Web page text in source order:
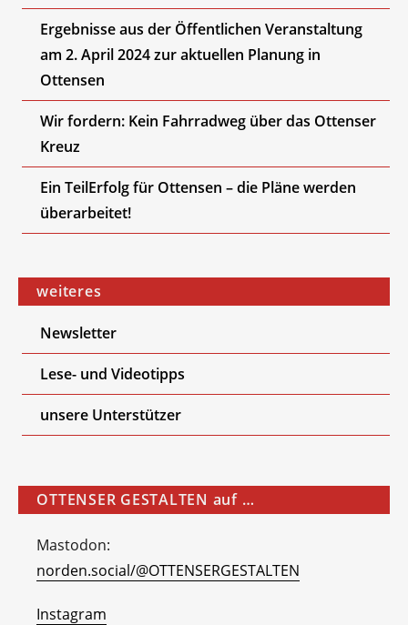
Ergebnisse aus der Öffentlichen Veranstaltung
am 2. April 2024 zur aktuellen Planung in
Ottensen
Wir fordern: Kein Fahrradweg über das Ottenser
Kreuz
Ein TeilErfolg für Ottensen – die Pläne werden
überarbeitet!
weiteres
Newsletter
Lese- und Videotipps
unsere Unterstützer
OTTENSER GESTALTEN auf …
Mastodon:
norden.social/@OTTENSERGESTALTEN
Instagram